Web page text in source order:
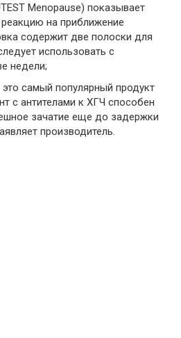
Menopause) показывает
на приближение
содержит две полоски для
использовать с
недели;
самый популярный продукт
с антителами к ХГЧ способен
зачатие еще до задержки
производитель.